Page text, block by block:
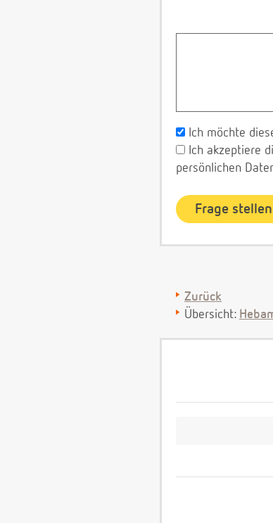
Ich möchte
Ich akzeptiere
persönlichen
Zurück
Übersicht: